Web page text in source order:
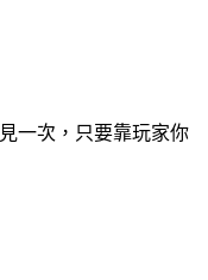
一次，只要靠玩家你